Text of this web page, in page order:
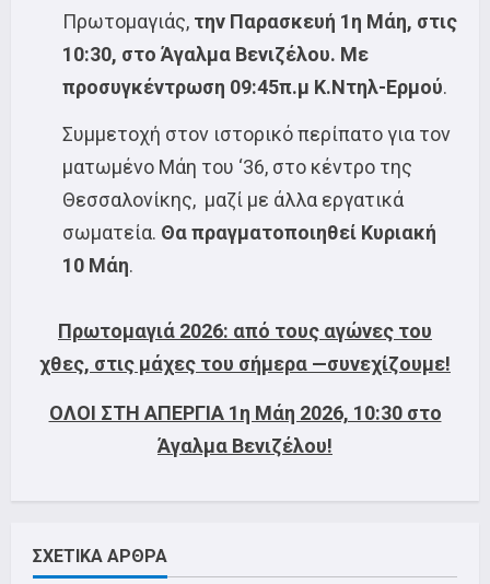
Πρωτομαγιάς, την Παρασκευή 1η Μάη, στις
10:30, στο Άγαλμα Βενιζέλου. Με
προσυγκέντρωση 09:45π.μ Κ.Ντηλ-Ερμού.
Συμμετοχή στον ιστορικό περίπατο για τον
ματωμένο Μάη του ‘36, στο κέντρο της
Θεσσαλονίκης, μαζί με άλλα εργατικά
σωματεία. Θα πραγματοποιηθεί Κυριακή
10 Μάη.
Πρωτομαγιά 2026: από τους αγώνες του
χθες, στις μάχες του σήμερα —συνεχίζουμε!
ΟΛΟΙ ΣΤΗ ΑΠΕΡΓΙΑ 1η Μάη 2026, 10:30 στο
Άγαλμα Βενιζέλου!
ΣΧΕΤΙΚΑ ΑΡΘΡΑ